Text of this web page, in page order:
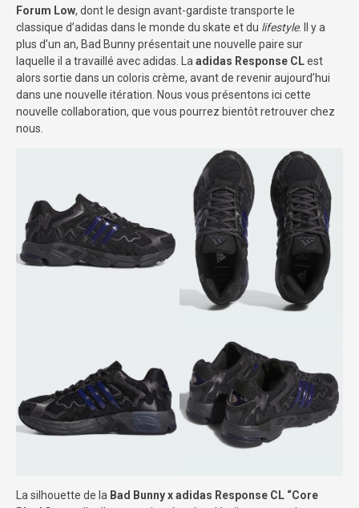
Forum Low, dont le design avant-gardiste transporte le
classique d’adidas dans le monde du skate et du lifestyle. Il y a
plus d’un an, Bad Bunny présentait une nouvelle paire sur
laquelle il a travaillé avec adidas. La adidas Response CLest
alors sortie dans un coloris crème, avant de revenir aujourd’hui
dans une nouvelle itération. Nous vous présentons ici cette
nouvelle collaboration, que vous pourrez bientôt retrouver chez
nous.
La silhouette de la Bad Bunny x adidas Response CL “Core